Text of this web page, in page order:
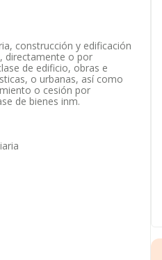
construcción y edificación
directamente o por
de edificio, obras e
o urbanas, así como
o cesión por
de bienes inm.